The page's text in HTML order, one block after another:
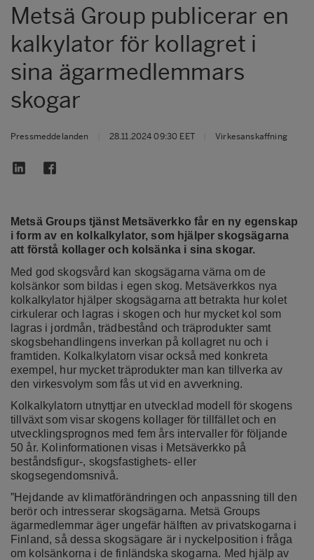
Metsä Group publicerar en
kalkylator för kollagret i
sina ägarmedlemmars
skogar
Pressmeddelanden 28.11.2024 09:30 EET Virkesanskaffning
Metsä Groups tjänst Metsäverkko får en ny egenskap
i form av en kolkalkylator, som hjälper skogsägarna
att förstå kollager och kolsänka i sina skogar.
Med god skogsvård kan skogsägarna värna om de
kolsänkor som bildas i egen skog. Metsäverkkos nya
kolkalkylator hjälper skogsägarna att betrakta hur kolet
cirkulerar och lagras i skogen och hur mycket kol som
lagras i jordmån, trädbestånd och träprodukter samt
skogsbehandlingens inverkan på kollagret nu och i
framtiden. Kolkalkylatorn visar också med konkreta
exempel, hur mycket träprodukter man kan tillverka av
den virkesvolym som fås ut vid en avverkning.
Kolkalkylatorn utnyttjar en utvecklad modell för skogens
tillväxt som visar skogens kollager för tillfället och en
utvecklingsprognos med fem års intervaller för följande
50 år. Kolinformationen visas i Metsäverkko på
beståndsfigur-, skogsfastighets- eller
skogsegendomsnivå.
”Hejdande av klimatförändringen och anpassning till den
berör och intresserar skogsägarna. Metsä Groups
ägarmedlemmar äger ungefär hälften av privatskogarna i
Finland, så dessa skogsägare är i nyckelposition i fråga
om kolsänkorna i de finländska skogarna. Med hjälp av